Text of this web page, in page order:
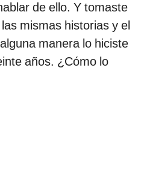
de ello. Y tomaste
mismas historias y el
manera lo hiciste
años. ¿Cómo lo